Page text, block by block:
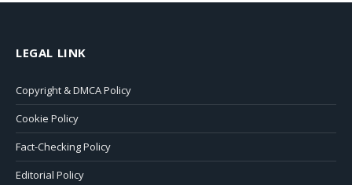
LEGAL LINK
Copyright & DMCA Policy
Cookie Policy
Fact-Checking Policy
Editorial Policy